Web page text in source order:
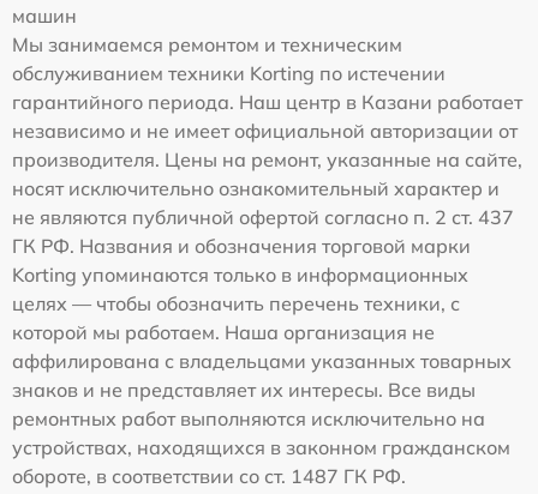
машин
Мы занимаемся ремонтом и техническим
обслуживанием техники Korting по истечении
гарантийного периода. Наш центр в Казани работает
независимо и не имеет официальной авторизации от
производителя. Цены на ремонт, указанные на сайте,
носят исключительно ознакомительный характер и
не являются публичной офертой согласно п. 2 ст. 437
ГК РФ. Названия и обозначения торговой марки
Korting упоминаются только в информационных
целях — чтобы обозначить перечень техники, с
которой мы работаем. Наша организация не
аффилирована с владельцами указанных товарных
знаков и не представляет их интересы. Все виды
ремонтных работ выполняются исключительно на
устройствах, находящихся в законном гражданском
обороте, в соответствии со ст. 1487 ГК РФ.